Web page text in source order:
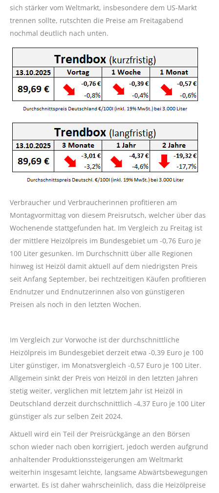
sich stärker vom Weltmarkt, insbesondere dem US-Markt
trennen sollte, rutschten die Preise am Freitagabend
nochmal deutlich nach unten.
Verbraucher und Verbraucherinnen profitieren am
Montagvormittag von diesem Preisrutsch, welcher über das
Wochenende stattgefunden hat. Im Vergleich zu Freitag ist
der mittlere Heizölpreis im Bundesgebiet um -0,76 Euro je
100 Liter gesunken. Im Durchschnitt über alle Regionen
hinweg ist Heizöl damit aktuell auf dem niedrigsten Preis
seit Anfang September, bei rechtzeitigen Käufen profitieren
Endnutzer und Endnutzerinnen also von günstigeren
Preisen als noch in den letzten Wochen.
Im Vergleich zur Vorwoche ist der durchschnittliche
Heizölpreis im Bundesgebiet derzeit etwa -0,39 Euro je 100
Liter günstiger, im Monatsvergleich -0,57 Euro je 100 Liter.
Allgemein sinkt der Preis von Heizöl in den letzten Jahren
stetig weiter, verglichen mit letztem Jahr ist Heizöl in
Deutschland derzeit durchschnittlich -4,37 Euro je 100 Liter
günstiger als zur selben Zeit 2024.
Aktuell wird ein Teil der Preisrückgänge an den Börsen
schon wieder nach oben korrigiert, jedoch werden aufgrund
anhaltender Produktionssteigerungen am Weltmarkt
weiterhin insgesamt leichte, langsame Abwärtsbewegungen
erwartet. Es ist daher wahrscheinlich, dass die Heizölpreise